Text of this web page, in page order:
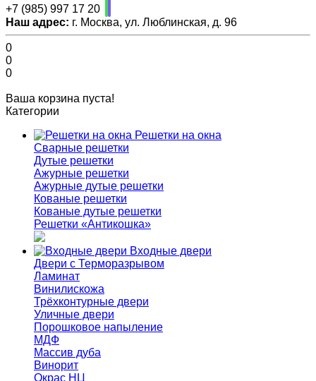
+7 (985) 997 17 20
Наш адрес: г. Москва, ул. Люблинская, д. 96
0
0
0
Ваша корзина пуста!
Категории
Решетки на окна
Сварные решетки
Дутые решетки
Ажурные решетки
Ажурные дутые решетки
Кованые решетки
Кованые дутые решетки
Решетки «Антикошка»
Входные двери
Двери с Терморазрывом
Ламинат
Винилискожа
Трёхконтурные двери
Уличные двери
Порошковое напыление
МДФ
Массив дуба
Винорит
Окрас НЦ